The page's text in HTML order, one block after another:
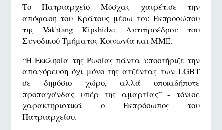
Το Πατριαρχείο Μόσχας χαιρέτισε την
απόφαση του Κράτους μέσω του Εκπροσώπου
της Vakhtang Kipshidze, Αντιπροέδρου του
Συνοδικού Τμήματος Κοινωνία και ΜΜΕ.
“Η Εκκλησία της Ρωσίας πάντα υποστήριζε την
απαγόρευση όχι μόνο της ατζέντας των LGBT
σε δημόσιο χώρο, αλλά οποιαδήποτε
προπαγάνδας υπέρ της αμαρτίας” - τόνισε
χαρακτηριστικά ο Εκπρόσωπος του
Πατριαρχείου.